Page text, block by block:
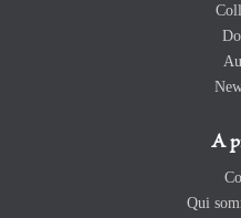
A
Qui